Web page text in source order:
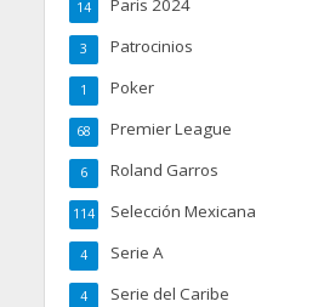
Paris 2024
14
Patrocinios
3
Poker
1
Premier League
68
Roland Garros
6
Selección Mexicana
114
Serie A
4
Serie del Caribe
4